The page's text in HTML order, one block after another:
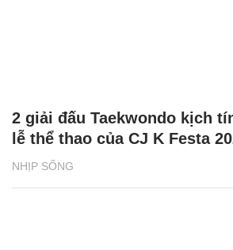
NHỊP SỐNG
2 giải đấu Taekwondo kịch
lễ thể thao của CJ K Festa